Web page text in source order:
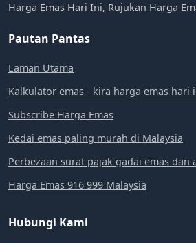
Harga Emas Hari Ini, Rujukan Harga
Pautan Pantas
Laman Utama
Kalkulator emas - kira harga emas hari
Subscribe Harga Emas
Kedai emas paling murah di Malaysia
Perbezaan surat pajak gadai emas dan
Harga Emas 916 999 Malaysia
Hubungi Kami